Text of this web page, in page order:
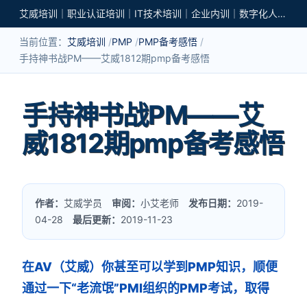
艾威培训｜职业认证培训｜IT技术培训｜企业内训｜数字化人才培养
当前位置： 艾威培训 PMP
PMP备考感悟
手持神书战PM——艾威1812期pmp备考感悟
手持神书战PM——艾
威1812期pmp备考感悟
作者： 艾威学员 审阅：小艾老师 发布日期： 2019-
04-28最后更新： 2019-11-23
在AV（艾威）你甚至可以学到PMP知识，顺便
通过一下“老流氓”PMI组织的PMP考试，取得